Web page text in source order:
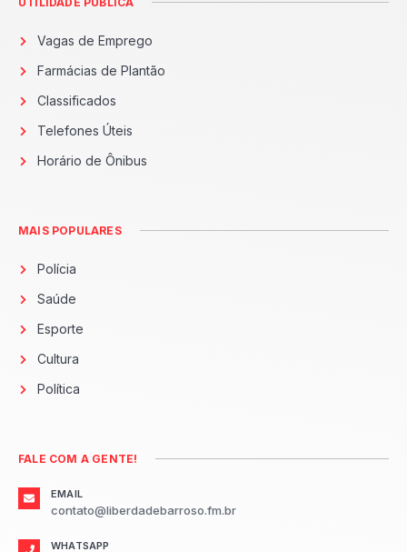
Vagas de Emprego
Farmácias de Plantão
Classificados
Telefones Úteis
Horário de Ônibus
MAIS POPULARES
Polícia
Saúde
Esporte
Cultura
Política
FALE COM A GENTE!
EMAIL
contato@liberdadebarroso.fm.br
WHATSAPP